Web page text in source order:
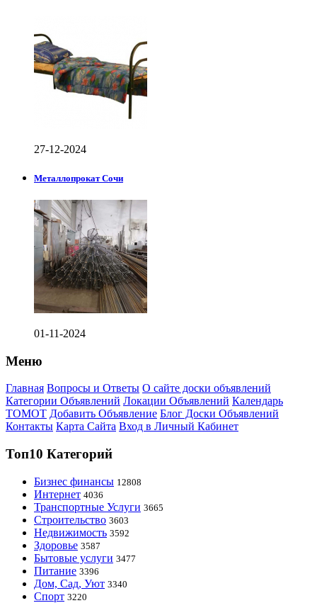
27-12-2024
Металлопрокат Сочи
01-11-2024
Меню
Главная Вопросы и Ответы О сайте доски объявлений
Категории Объявлений Локации Объявлений Календарь
ТОМОТ Добавить Объявление Блог Доски Объявлений
Контакты Карта Сайта Вход в Личный Кабинет
Топ10 Категорий
Бизнес финансы 12808
Интернет 4036
Транспортные Услуги 3665
Строительство 3603
Недвижимость 3592
Здоровье 3587
Бытовые услуги 3477
Питание 3396
Дом, Сад, Уют 3340
Спорт 3220